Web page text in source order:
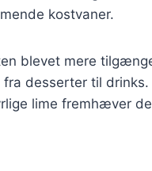
kostvaner.
blevet mere
desserter til
lime fremhæver